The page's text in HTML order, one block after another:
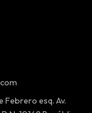
Febrero esq. Av.